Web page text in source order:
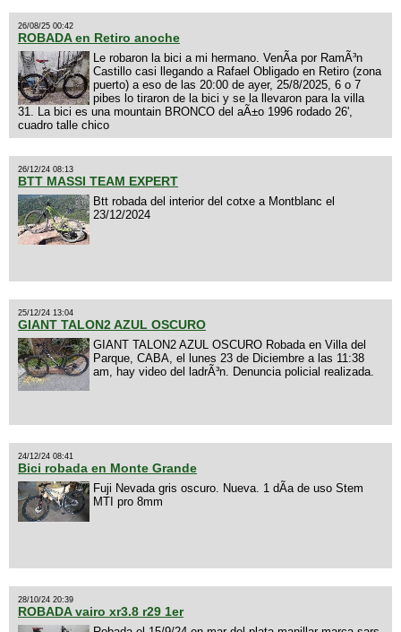
26/08/25 00:42
ROBADA en Retiro anoche
Le robaron la bici a mi hermano. VenÃ­a por RamÃ³n
Castillo casi llegando a Rafael Obligado en Retiro (zona
puerto) a eso de las 20:00 de ayer, 25/8/2025, 6 o 7
pibes lo tiraron de la bici y se la llevaron para la villa
31. La bici es una mountain BRONCO del aÃ±o 1996 rodado 26',
cuadro talle chico
26/12/24 08:13
BTT MASSI TEAM EXPERT
Btt robada del interior del cotxe a Montblanc el
23/12/2024
25/12/24 13:04
GIANT TALON2 AZUL OSCURO
GIANT TALON2 AZUL OSCURO Robada en Villa del
Parque, CABA, el lunes 23 de Diciembre a las 11:38
am, hay video del ladrÃ³n. Denuncia policial realizada.
24/12/24 08:41
Bici robada en Monte Grande
Fuji Nevada gris oscuro. Nueva. 1 dÃ­a de uso Stem
MTI pro 8mm
28/10/24 20:39
ROBADA vairo xr3.8 r29 1er